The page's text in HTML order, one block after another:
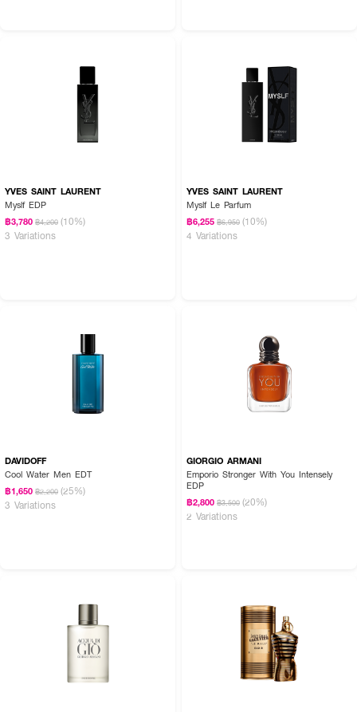
How to Use :
ฉีดบริเวณจุดชีพจร
YVES SAINT LAURENT
Myslf EDP
฿3,780 ฿4,200 (10%)
3 Variations
YVES SAINT LAURENT
Myslf Le Parfum
฿6,255 ฿6,950 (10%)
4 Variations
DAVIDOFF
Cool Water Men EDT
฿1,650 ฿2,200 (25%)
3 Variations
GIORGIO ARMANI
Emporio Stronger With You Intensely
EDP
฿2,800 ฿3,500 (20%)
2 Variations